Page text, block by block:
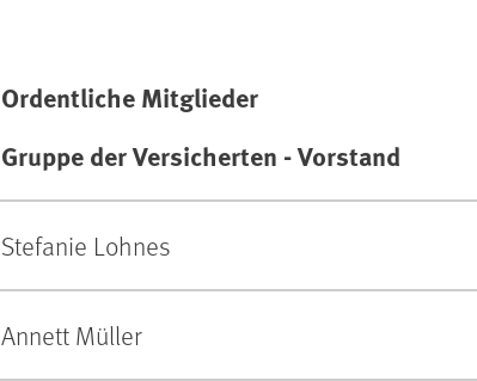
Ordentliche Mitglieder
Gruppe der Versicherten - Vorstand
Stefanie Lohnes
Annett Müller